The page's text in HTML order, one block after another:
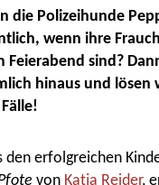
die Polizeihunde
wenn ihre
Feierabend sind?
hinaus und lösen
den erfolgreichen
von Katja Reider,